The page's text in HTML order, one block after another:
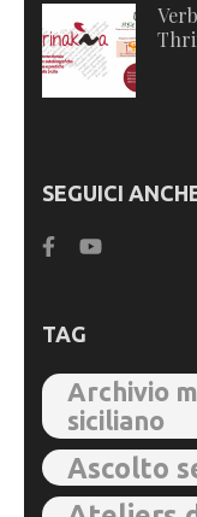
SEGUICI
TAG
Archivio
siciliano
Ascolto